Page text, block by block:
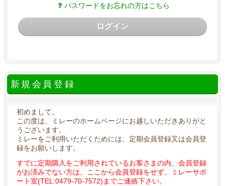
パスワードをお忘れの方はこちら
ログイン
新規会員登録
初めまして。
この度は、ミレーのホームページにお越しいただきありがと
うございます。
ミレーをご利用いただくためには、定期会員登録又は会員登
録をお願いします。
すでに定期購入をご利用されているお客さまの内、会員登録
がお済みでない方は、ここから会員登録をせず、ミレーサポ
ート室(TEL:0479-70-7572)までご連絡下さい。